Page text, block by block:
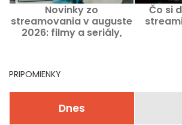
Novinky zo
streamovania v auguste
2026: filmy a seriály,
Čo si
PRIPOMIENKY
Dnes